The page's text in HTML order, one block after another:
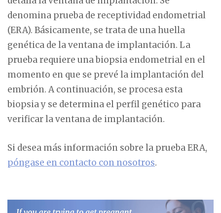
denomina prueba de receptividad endometrial
(ERA). Básicamente, se trata de una huella
genética de la ventana de implantación. La
prueba requiere una biopsia endometrial en el
momento en que se prevé la implantación del
embrión. A continuación, se procesa esta
biopsia y se determina el perfil genético para
verificar la ventana de implantación.
Si desea más información sobre la prueba ERA,
póngase en contacto con nosotros.